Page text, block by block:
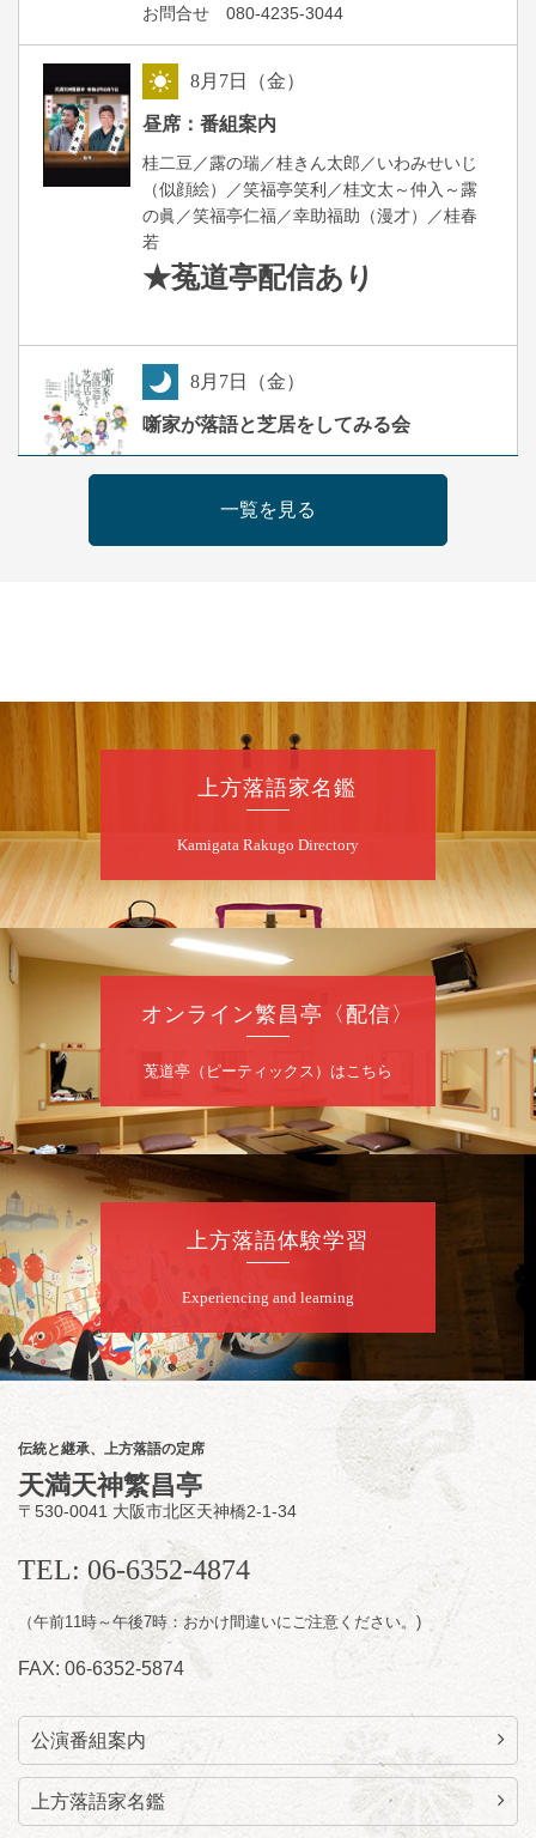
お問合せ 080-4235-3044
8月 7日（金）
昼席：番組案内
桂二豆／露の瑞／桂きん太郎／いわみせいじ
（似顔絵）／笑福亭笑利／桂文太～仲入～露
の眞／笑福亭仁福／幸助福助（漫才）／桂春
若
★菟道亭配信あり
8月 7日（金）
噺家が落語と芝居をしてみる会
桂米之助／桂団治郎／桂弥太郎／桂米舞／是
開演：午後6時30分（6時開場）全席指定
前売3,500円 当日4,000円
日（土）
第2回 智之介・力造 二人会
笑福亭智之介「昭和任侠伝」「天王寺詣り」
／桂力造「桃太郎」「本膳」／桂二豆「開口
一番」
開演：午前10時（9時30分
開場 ）
前売2,000円 当日 2,500円
お問合せ：智之介・力造 二人会事務局 090-
昼
桂九寿玉／露の瑞／桂きん太郎／いわみせい
じ（似顔絵）／桂米之助／桂文太～仲入～露
の眞／笑福亭仁福／幸助福助（漫才）／桂春
★菟道亭配信あり
夜
小痴楽・三語のさるごりら落語会 2026
開演：午後6時（5時30分開場）全席指定
前売3,500円 当日4,000円
お問合せ：FANYチケット 0570-550-
100(10:00～19:00受付)
一覧を見る
上方落語家名鑑
Kamigata Rakugo Directory
オンライン繁昌亭〈配信〉
莵道亭（ピーティックス）はこちら
上方落語体験学習
Experiencing and learning
伝統と継承、上方落語の定席
天満天神繁昌亭
〒530-0041 大阪市北区天神橋2-1-34
TEL: 06-6352-4874
（午前11時～午後7時：おかけ間違いにご注意ください。)
FAX: 06-6352-5874
公演番組案内
上方落語家名鑑